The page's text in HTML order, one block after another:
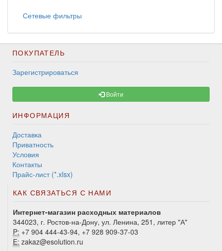
Сетевые фильтры
ПОКУПАТЕЛЬ
Зарегистрироваться
Войти
ИНФОРМАЦИЯ
Доставка
Приватность
Условия
Контакты
Прайс-лист (*.xlsx)
КАК СВЯЗАТЬСЯ С НАМИ
Интернет-магазин расходных материалов
344023, г. Ростов-на-Дону, ул. Ленина, 251, литер "А"
P: +7 904 444-43-94, +7 928 909-37-03
E: zakaz@esolution.ru